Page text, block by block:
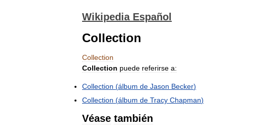
Wikipedia Español
Collection
Collection
Collection puede referirse a:
Collection (álbum de Jason Becker)
Collection (álbum de Tracy Chapman)
Véase también